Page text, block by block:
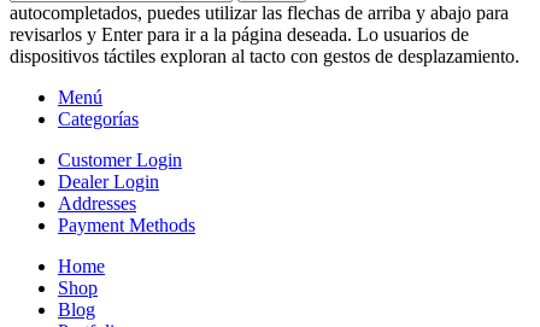
autocompletados, puedes utilizar las flechas de arriba y abajo para
revisarlos y Enter para ir a la página deseada. Lo usuarios de
dispositivos táctiles exploran al tacto con gestos de desplazamiento.
Menú
Categorías
Customer Login
Dealer Login
Addresses
Payment Methods
Home
Shop
Blog